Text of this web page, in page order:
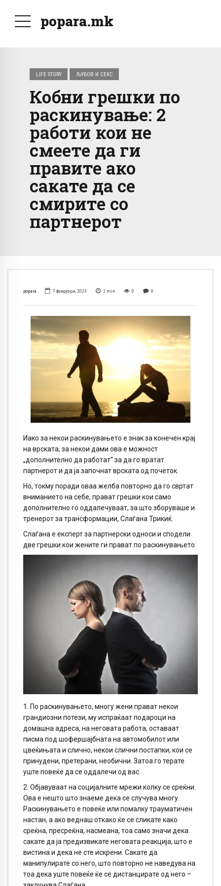
popara.mk
LIFE STORY ЉУБОВ И СЕКС
Кобни грешки по
раскинување: 2
работи кои не
смеете да ги
правите ако
сакате да се
смирите со
партнерот
popara 7 февруари, 2023 1 min 0 0
Иако за некои раскинувањето е знак за конечен крај
на врската, за некои дами ова е можност
„дополнително да работат“ за да го вратат
партнерот и да ја започнат врската од почеток.
Но, токму поради оваа желба повторно да го свртат
вниманието на себе, прават грешки кои само
дополнително го оддалечуваат, за што зборуваше и
тренерот за трансформации, Слаѓана Трикиќ.
Слаѓана е експерт за партнерски односи и сподели
две грешки кои жените ги прават по раскинувањето:
1. По раскинувањето, многу жени прават некои
грандиозни потези, му испраќаат подароци на
домашна адреса, на неговата работа, оставаат
писма под шофершајбната на автомобилот или
цвеќињата и слично, некои слични постапки, кои се
принудени, претерани, необични. Затоа го терате
уште повеќе да се оддалечи од вас.
2. Објавуваат на социјалните мрежи колку се среќни.
Ова е нешто што знаеме дека се случува многу.
Раскинувањето е повеќе или помалку трауматичен
настан, а ако веднаш откако ќе се сликате како
среќна, пресреќна, насмеана, тоа само значи дека
сакате да ја предизвикате неговата реакција, што е
вистина и дека не сте искрени. Сакате да
манипулирате со него, што повторно не наведува на
тоа дека уште повеќе ќе се дистанцирате од него –